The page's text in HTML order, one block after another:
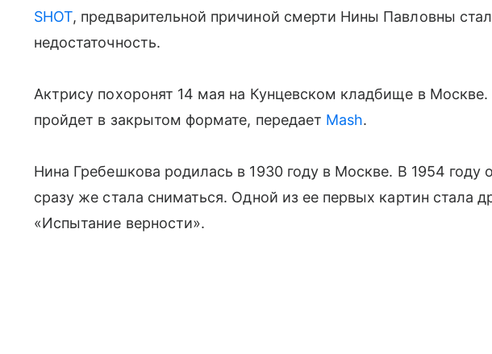
SHOT, предварительной причиной смерти Нины Павловны
недостаточность.
Актрису похоронят 14 мая на Кунцевском кладбище в
пройдет в закрытом формате, передает Mash.
Нина Гребешкова родилась в 1930 году в Москве. В 1954 году
сразу же стала сниматься. Одной из ее первых картин стала
«Испытание верности».